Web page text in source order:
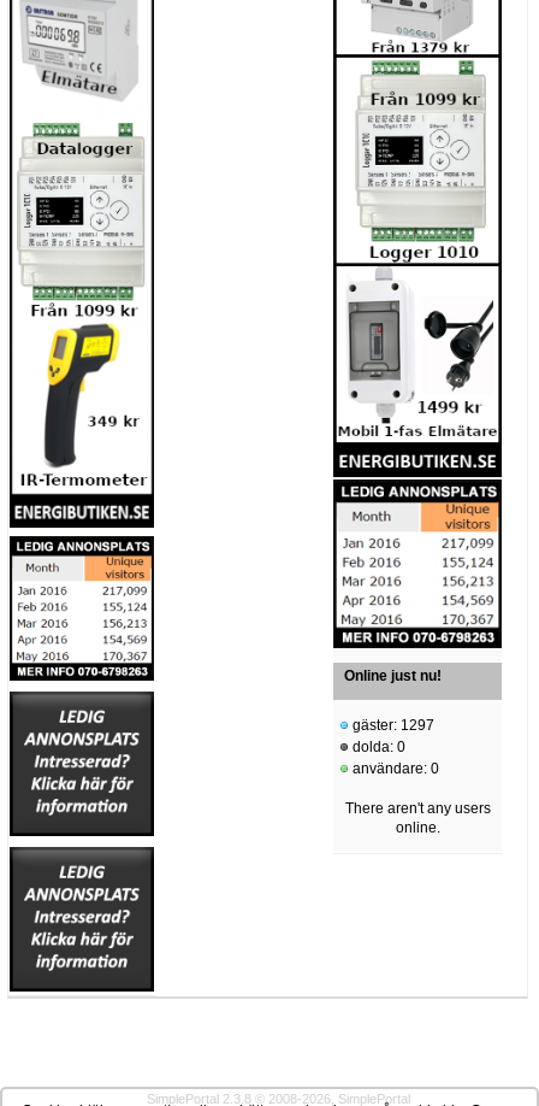
Online just nu!
gäster: 1297
dolda: 0
användare: 0
There aren't any users
online.
SimplePortal 2.3.8 © 2008-2026, SimplePortal